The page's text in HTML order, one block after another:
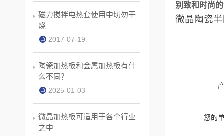
别致和时尚
微晶陶瓷
您的
磁力搅拌电热套使用中切勿干
烧
2017-07-19
陶瓷加热板和金属加热板有什
么不同？
2025-01-03
微晶加热板可适用于各个行业
之中